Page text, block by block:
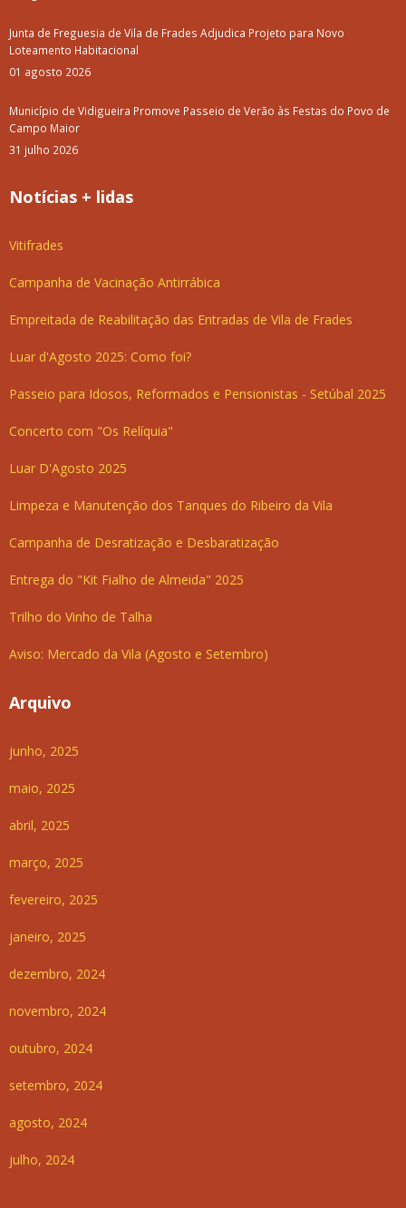
Junta de Freguesia de Vila de Frades Adjudica Projeto para Novo
Loteamento Habitacional
01 agosto 2026
Município de Vidigueira Promove Passeio de Verão às Festas do Povo de
Campo Maior
31 julho 2026
Notícias + lidas
Vitifrades
Campanha de Vacinação Antirrábica
Empreitada de Reabilitação das Entradas de Vila de Frades
Luar d'Agosto 2025: Como foi?
Passeio para Idosos, Reformados e Pensionistas - Setúbal 2025
Concerto com "Os Relíquia"
Luar D'Agosto 2025
Limpeza e Manutenção dos Tanques do Ribeiro da Vila
Campanha de Desratização e Desbaratização
Entrega do "Kit Fialho de Almeida" 2025
Trilho do Vinho de Talha
Aviso: Mercado da Vila (Agosto e Setembro)
Arquivo
junho, 2025
maio, 2025
abril, 2025
março, 2025
fevereiro, 2025
janeiro, 2025
dezembro, 2024
novembro, 2024
outubro, 2024
setembro, 2024
agosto, 2024
julho, 2024